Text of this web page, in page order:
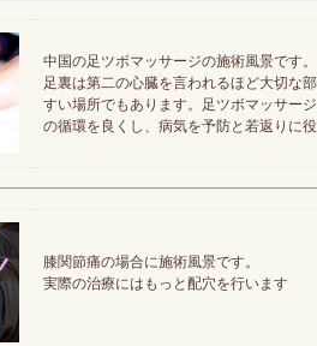
中国の足ツボマッサージの施術風景です。
足裏は第二の心臓を言われるほど大切な
すい場所でもあります。足ツボマッサー
の循環を良くし、病気を予防と若返りに
膝関節痛の場合に施術風景です。
実際の治療にはもっと配穴を行います